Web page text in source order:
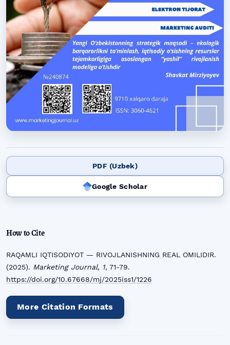
PDF (Uzbek)
Google Scholar
How to Cite
RAQAMLI IQTISODIYOT — RIVOJLANISHNING REAL OMILIDIR.
(2025). Marketing Journal, 1, 71-79.
https://doi.org/10.67668/mj/2025iss1/1226
More Citation Formats